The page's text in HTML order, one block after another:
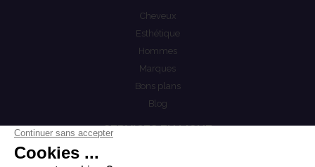
Cheveux
Esthétique
Hommes
Marques
Bons plans
Blog
SERVICES EN LIGNE